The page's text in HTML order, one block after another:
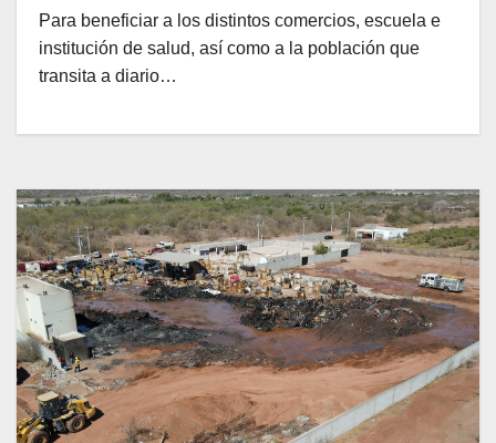
Para beneficiar a los distintos comercios, escuela e
institución de salud, así como a la población que
transita a diario…